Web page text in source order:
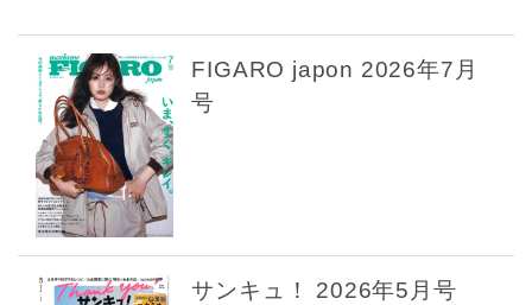
FIGARO japon 2026年7月
号
サンキュ！ 2026年5月号